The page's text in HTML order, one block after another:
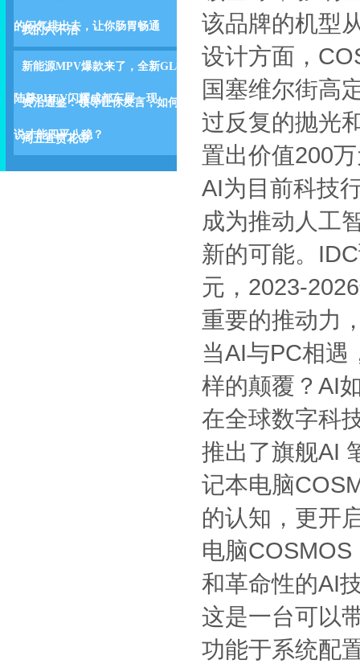
的闷气排出去，让你肠胃畅通
我的六不治
新能源MPV爆款来了，全新GL8
陆尊PHEV闪耀成都车展，现
资治通鉴：领导让你发言，如何
说才能四平八稳？
周五宜赏花🦋
该品牌的机型
设计方面，
国塞维尔街高
过反复的抛光
置出价值200
AI为目前科技
成为推动人工
新的可能。
元，2023-
重要的推动力
当AI与PC相遇
样的颠覆？AI
在全球数字科
推出了旗舰AI
记本电脑
的认知，更开
电脑
和革命性的AI
这是一台可以
功能于系统配